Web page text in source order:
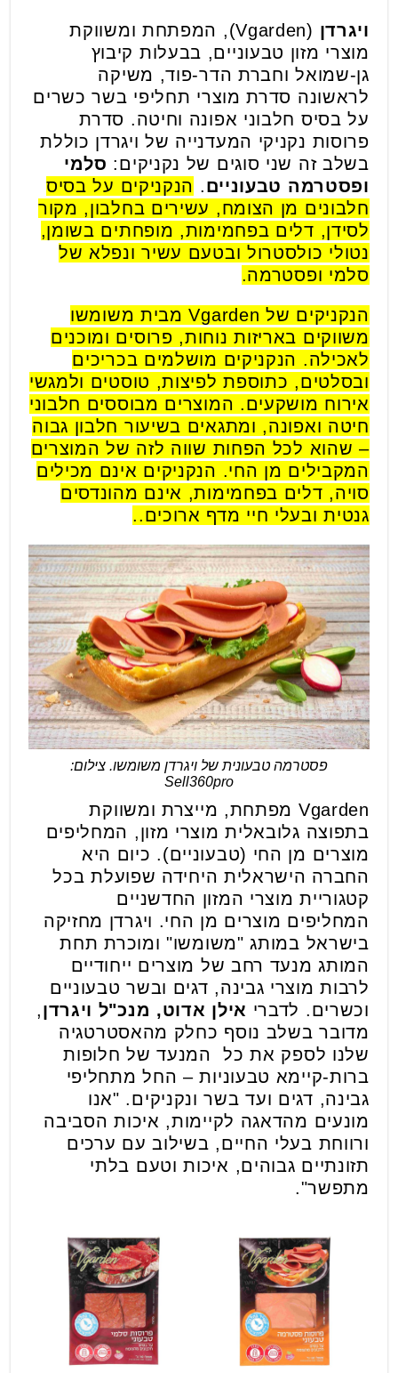
ויגרדן
(Vgarden), המפתחת ומשווקת
מוצרי מזון טבעוניים, בבעלות קיבוץ
גן-שמואל וחברת הדר-פוד, משיקה
לראשונה סדרת מוצרי תחליפי בשר כשרים
על בסיס חלבוני אפונה וחיטה. סדרת
פרוסות נקניקי המעדנייה של ויגרדן כוללת
בשלב זה שני סוגים של נקניקים: סלמי
ופסטרמה טבעוניים. הנקניקים על בסיס
חלבונים מן הצומח, עשירים בחלבון, מקור
לסידן, דלים בפחמימות, מופחתים בשומן,
נטולי כולסטרול ובטעם עשיר ונפלא של
סלמי ופסטרמה.
הנקניקים של Vgarden מבית משומשו
משווקים באריזות נוחות, פרוסים ומוכנים
לאכילה. הנקניקים מושלמים בכריכים
ובסלטים, כתוספת לפיצות, טוסטים ולמגשי
אירוח מושקעים. המוצרים מבוססים חלבוני
חיטה ואפונה, ומתגאים בשיעור חלבון גבוה
– שהוא לכל הפחות שווה לזה של המוצרים
המקבילים מן החי. הנקניקים אינם מכילים
סויה, דלים בפחמימות, אינם מהונדסים
גנטית ובעלי חיי מדף ארוכים..
פסטרמה טבעונית של ויגרדן משומשו. צילום:
Sell360pro
Vgarden מפתחת, מייצרת ומשווקת
בתפוצה גלובאלית מוצרי מזון, המחליפים
מוצרים מן החי (טבעוניים). כיום היא
החברה הישראלית היחידה שפועלת בכל
קטגוריית מוצרי המזון החדשניים
המחליפים מוצרים מן החי. ויגרדן מחזיקה
בישראל במותג "משומשו" ומוכרת תחת
המותג מנעד רחב של מוצרים ייחודיים
לרבות מוצרי גבינה, דגים ובשר טבעוניים
וכשרים. לדברי אילן אדוט, מנכ"ל ויגרדן,
מדובר בשלב נוסף כחלק מהאסטרטגיה
שלנו לספק את כל המנעד של חלופות
ברות-קיימא טבעוניות – החל מתחליפי
גבינה, דגים ועד בשר ונקניקים. "אנו
מונעים מהדאגה לקיימות, איכות הסביבה
ורווחת בעלי החיים, בשילוב עם ערכים
תזונתיים גבוהים, איכות וטעם בלתי
מתפשר".